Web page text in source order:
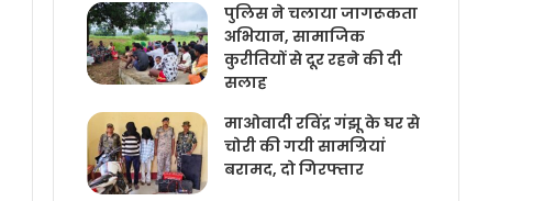
पुलिस ने चलाया जागरूकता
अभियान, सामाजिक
कुरीतियों से दूर रहने की दी
सलाह
माओवादी रविंद्र गंझू के घर से
चोरी की गयी सामग्रियां
बरामद, दो गिरफ्तार